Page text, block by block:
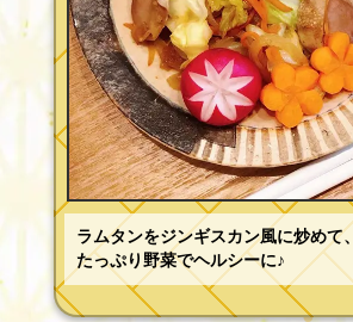
ラムタンをジンギスカン風に炒めて、
たっぷり野菜でヘルシーに♪